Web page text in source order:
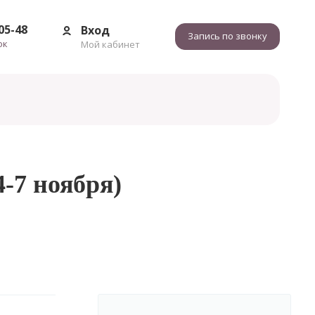
Запись по звонку
Вход
Мой кабинет
48
ноября)